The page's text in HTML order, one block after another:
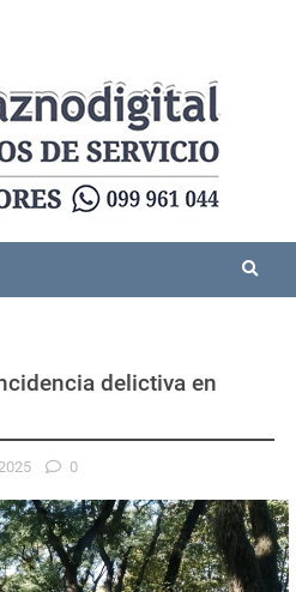
delictiva en
0